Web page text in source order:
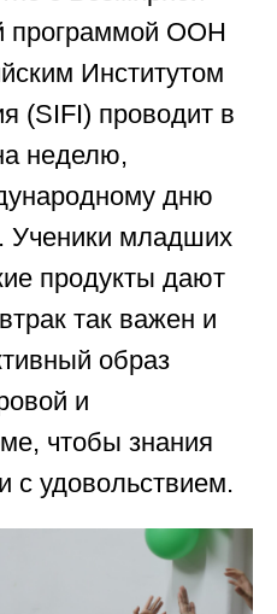
программой ООН
Институтом
(SIFI) проводит в
неделю,
дню
Ученики младших
продукты дают
так важен и
образ
и
чтобы знания
с удовольствием.